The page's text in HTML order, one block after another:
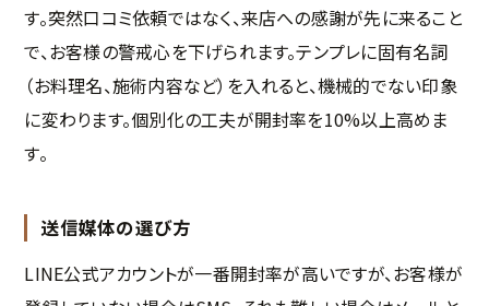
す。突然口コミ依頼ではなく、来店への感謝が先に来ること
で、お客様の警戒心を下げられます。テンプレに固有名詞
（お料理名、施術内容など）を入れると、機械的でない印象
に変わります。個別化の工夫が開封率を10%以上高めま
す。
送信媒体の選び方
LINE公式アカウントが一番開封率が高いですが、お客様が